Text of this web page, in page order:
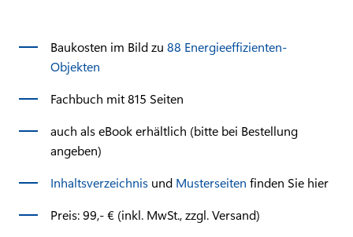
Baukosten im Bild zu 88 Energieeffizienten-
Objekten
Fachbuch mit 815 Seiten
auch als eBook erhältlich (bitte bei Bestellung
angeben)
Inhaltsverzeichnis und Musterseiten finden Sie hier
Preis: 99,- € (inkl. MwSt., zzgl. Versand)